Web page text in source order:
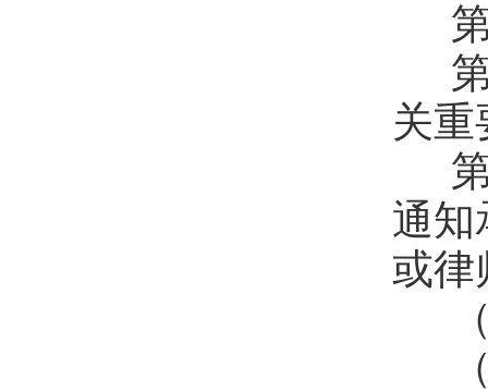
关
通知
或律